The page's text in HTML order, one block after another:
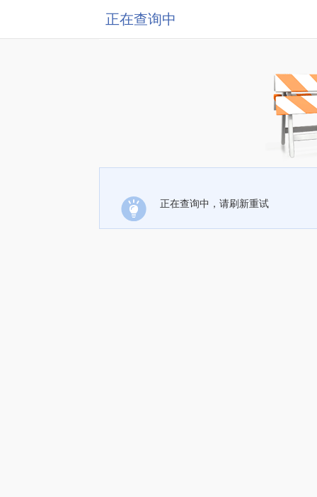
正在查询中
正在查询中，请刷新重试